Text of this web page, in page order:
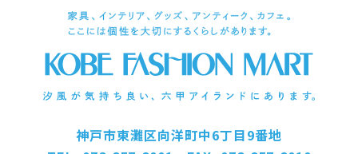
神戸市東灘区向洋町中6丁目9番地